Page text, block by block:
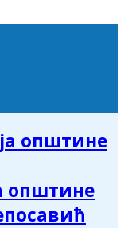
општине